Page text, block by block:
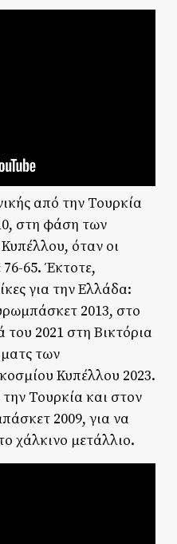
από την Τουρκία
στη φάση των
όταν οι
65. Έκτοτε,
για την Ελλάδα:
2013, στο
2021 στη Βικτόρια
των
Κυπέλλου 2023.
την Τουρκία και στον
2009, για να
χάλκινο μετάλλιο.